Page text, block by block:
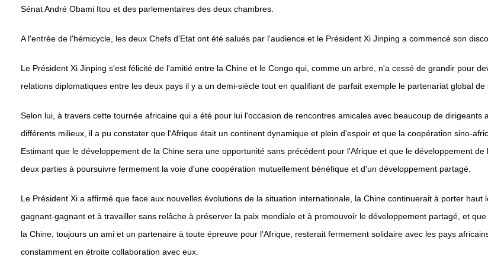
Sénat André Obami Itou et des parlementaires des deux chambres.
A l'entrée de l'hémicycle, les deux Chefs d'Etat ont été salués par l'audience et le Président Xi Jinping a commencé son
Le Président Xi Jinping s'est félicité de l'amitié entre la Chine et le Congo qui, comme un arbre, n'a cessé de grandir pour
relations diplomatiques entre les deux pays il y a un demi-siècle tout en qualifiant de parfait exemple le partenariat global
Selon lui, à travers cette tournée africaine qui a été pour lui l'occasion de rencontres amicales avec beaucoup de
différents milieux, il a pu constater que l'Afrique était un continent dynamique et plein d'espoir et que la coopération sino-
Estimant que le développement de la Chine sera une opportunité sans précédent pour l'Afrique et que le développement
deux parties à poursuivre fermement la voie d'une coopération mutuellement bénéfique et d'un développement partagé.
Le Président Xi a affirmé que face aux nouvelles évolutions de la situation internationale, la Chine continuerait à porter
gagnant-gagnant et à travailler sans relâche à préserver la paix mondiale et à promouvoir le développement partagé, et
la Chine, toujours un ami et un partenaire à toute épreuve pour l'Afrique, resterait fermement solidaire avec les pays
constamment en étroite collaboration avec eux.